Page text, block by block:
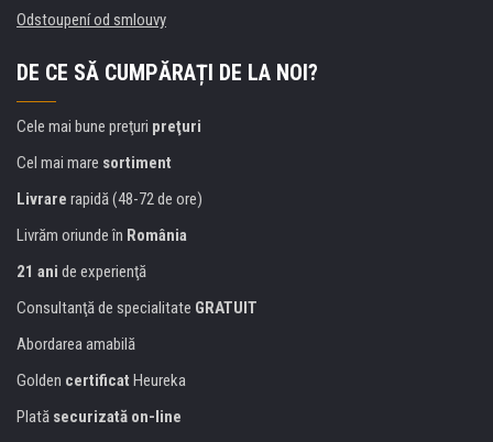
Odstoupení od smlouvy
DE CE SĂ CUMPĂRAȚI DE LA NOI?
Cele mai bune preţuri preţuri
Cel mai mare sortiment
Livrare rapidă (48-72 de ore)
Livrăm oriunde în România
21 ani de experienţă
Consultanţă de specialitate GRATUIT
Abordarea amabilă
Golden certificat Heureka
Plată securizată on-line